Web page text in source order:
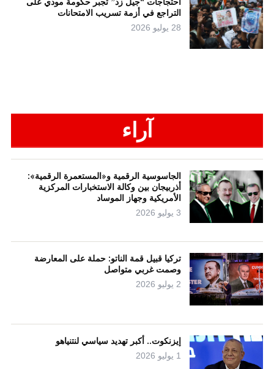
التراجع في أزمة تسريب الامتحانات
28 يوليو 2026
آراء
الجاسوسية الرقمية و«المستعمرة الرقمية»:
أذربيجان بين وكالة الاستخبارات المركزية
الأمريكية وجهاز الموساد
3 يوليو 2026
تركيا قبيل قمة الناتو: حملة على المعارضة
وصمت غربي متواصل
2 يوليو 2026
إيزنكوت.. أكبر تهديد سياسي لنتنياهو
1 يوليو 2026